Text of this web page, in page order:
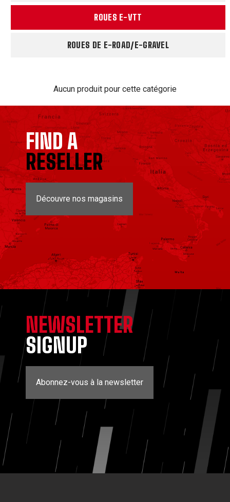
ROUES E-VTT
ROUES DE E-ROAD/E-GRAVEL
Aucun produit pour cette catégorie
FIND A
RESELLER
Découvre nos magasins
NEWSLETTER
SIGNUP
Abonnez-vous à la newsletter